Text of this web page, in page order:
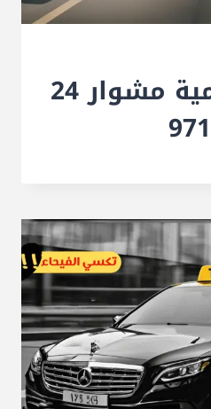
تكسي الشامية مشوار 24